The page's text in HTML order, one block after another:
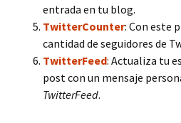
entrada en tu blog.
TwitterCounter: Con este
cantidad de seguidores de
TwitterFeed: Actualiza tu
post con un mensaje
TwitterFeed.